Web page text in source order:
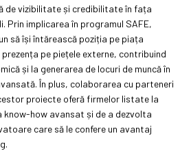
de vizibilitate și credibilitate în fața
Prin implicarea în programul SAFE,
să își întărească poziția pe piața
pe piețele externe, contribuind
și la generarea de locuri de muncă în
În plus, colaborarea cu parteneri
proiecte oferă firmelor listate la
know-how avansat și de a dezvolta
care să le confere un avantaj